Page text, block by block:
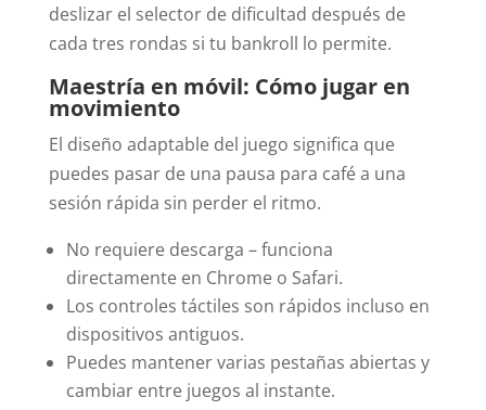
deslizar el selector de dificultad después de
cada tres rondas si tu bankroll lo permite.
Maestría en móvil: Cómo jugar en
movimiento
El diseño adaptable del juego significa que
puedes pasar de una pausa para café a una
sesión rápida sin perder el ritmo.
No requiere descarga – funciona
directamente en Chrome o Safari.
Los controles táctiles son rápidos incluso en
dispositivos antiguos.
Puedes mantener varias pestañas abiertas y
cambiar entre juegos al instante.